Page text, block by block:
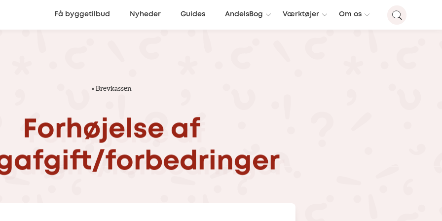
Få byggetilbud Nyheder Guides AndelsBog Værktøjer Om os
«Brevkassen
Forhøjelse af
forbedringer